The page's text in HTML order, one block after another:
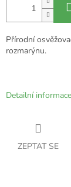
Přírodní
rozmarýnu.
Detailní informace
ZEPTAT SE